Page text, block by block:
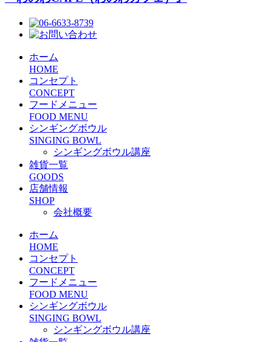
ホーム
HOME
コンセプト
CONCEPT
フードメニュー
FOOD MENU
シンギングボウル
SINGING BOWL
シンギングボウル講座
雑貨一覧
GOODS
店舗情報
SHOP
会社概要
ホーム
HOME
コンセプト
CONCEPT
フードメニュー
FOOD MENU
シンギングボウル
SINGING BOWL
シンギングボウル講座